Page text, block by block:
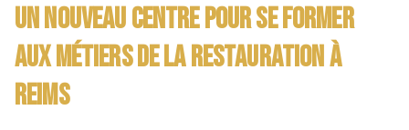
Un nouveau centre pour se former
aux métiers de la restauration à
Reims